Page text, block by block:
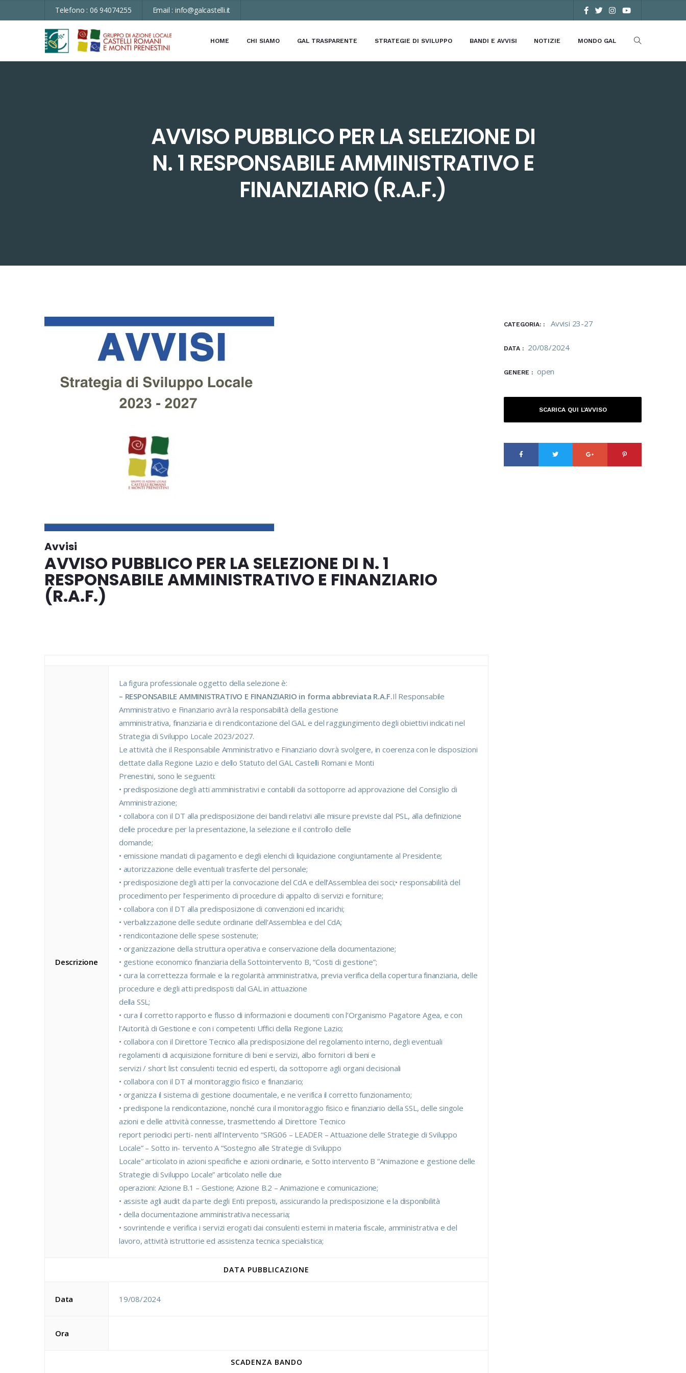
Telefono : 06 94074255 Email :info@galcastelli.it
HOME CHI SIAMO GAL TRASPARENTE STRATEGIE DI SVILUPPO BANDI E AVVISI NOTIZIE MONDO GAL
AVVISO PUBBLICO PER LA SELEZIONE DI
N. 1 RESPONSABILE AMMINISTRATIVO E
FINANZIARIO (R.A.F.)
Avvisi
AVVISO PUBBLICO PER LA SELEZIONE DI N. 1
RESPONSABILE AMMINISTRATIVO E FINANZIARIO
(R.A.F.)
Descrizione
La figura professionale oggetto della selezione è:
– RESPONSABILE AMMINISTRATIVO E FINANZIARIO in forma abbreviata R.A.F.Il Responsabile
Amministrativo e Finanziario avrà la responsabilità della gestione
amministrativa, finanziaria e di rendicontazione del GAL e del raggiungimento degli obiettivi indicati nel
Strategia di Sviluppo Locale 2023/2027.
Le attività che il Responsabile Amministrativo e Finanziario dovrà svolgere, in coerenza con le disposizioni
dettate dalla Regione Lazio e dello Statuto del GAL Castelli Romani e Monti
Prenestini, sono le seguenti:
• predisposizione degli atti amministrativi e contabili da sottoporre ad approvazione del Consiglio di
Amministrazione;
• collabora con il DT alla predisposizione dei bandi relativi alle misure previste dal PSL, alla definizione
delle procedure per la presentazione, la selezione e il controllo delle
domande;
• emissione mandati di pagamento e degli elenchi di liquidazione congiuntamente al Presidente;
• autorizzazione delle eventuali trasferte del personale;
• predisposizione degli atti per la convocazione del CdA e dell’Assemblea dei soci;• responsabilità del
procedimento per l’esperimento di procedure di appalto di servizi e forniture;
• collabora con il DT alla predisposizione di convenzioni ed incarichi;
• verbalizzazione delle sedute ordinarie dell’Assemblea e del CdA;
• rendicontazione delle spese sostenute;
• organizzazione della struttura operativa e conservazione della documentazione;
• gestione economico finanziaria della Sottointervento B, “Costi di gestione”;
• cura la correttezza formale e la regolarità amministrativa, previa verifica della copertura finanziaria, delle
procedure e degli atti predisposti dal GAL in attuazione
della SSL;
• cura il corretto rapporto e flusso di informazioni e documenti con l’Organismo Pagatore Agea, e con
l’Autorità di Gestione e con i competenti Uffici della Regione Lazio;
• collabora con il Direttore Tecnico alla predisposizione del regolamento interno, degli eventuali
regolamenti di acquisizione forniture di beni e servizi, albo fornitori di beni e
servizi / short list consulenti tecnici ed esperti, da sottoporre agli organi decisionali
• collabora con il DT al monitoraggio fisico e finanziario;
• organizza il sistema di gestione documentale, e ne verifica il corretto funzionamento;
• predispone la rendicontazione, nonché cura il monitoraggio fisico e finanziario della SSL, delle singole
azioni e delle attività connesse, trasmettendo al Direttore Tecnico
report periodici perti- nenti all’Intervento “SRG06 – LEADER – Attuazione delle Strategie di Sviluppo
Locale” – Sotto in- tervento A “Sostegno alle Strategie di Sviluppo
Locale” articolato in azioni specifiche e azioni ordinarie, e Sotto intervento B “Animazione e gestione delle
Strategie di Sviluppo Locale” articolato nelle due
operazioni: Azione B.1 – Gestione; Azione B.2 – Animazione e comunicazione;
• assiste agli audit da parte degli Enti preposti, assicurando la predisposizione e la disponibilità
• della documentazione amministrativa necessaria;
• sovrintende e verifica i servizi erogati dai consulenti esterni in materia fiscale, amministrativa e del
lavoro, attività istruttorie ed assistenza tecnica specialistica;
DATA PUBBLICAZIONE
Data 19/08/2024
Ora
SCADENZA BANDO
CATEGORIA: : Avvisi 23-27
DATA : 20/08/2024
GENERE : open
SCARICA QUI L’AVVISO